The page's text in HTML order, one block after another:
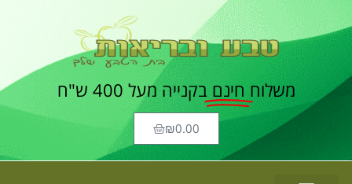
משלוח חינם בקנייה מעל 400 ש"ח
₪0.00